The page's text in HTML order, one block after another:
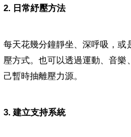
2. 日常紓壓方法
每天花幾分鐘靜坐、深呼吸，
壓方式。也可以透過運動、音樂
己暫時抽離壓力源。
3. 建立支持系統